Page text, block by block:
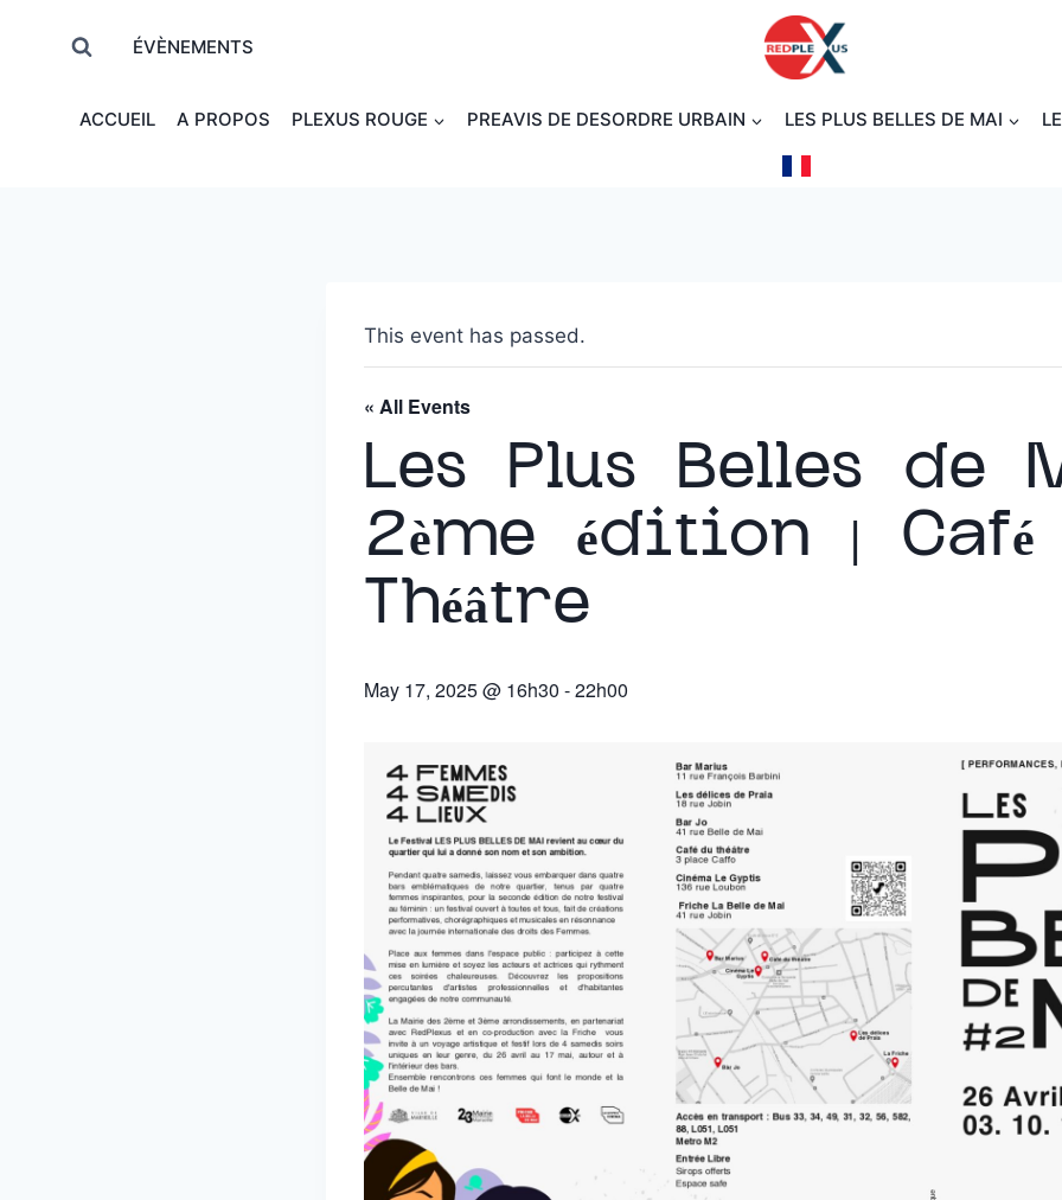
ÉVÈNEMENTS
ACCUEIL A PROPOS PLEXUS ROUGE PREAVIS DE DESORDRE URBAIN LES PLUS BELLES DE MAI
This event has passed.
« All Events
Les Plus Belles de
2ème édition |
Théâtre
May 17, 2025 @ 16h30 -22h00